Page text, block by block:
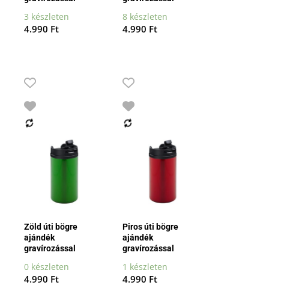
3 készleten
4.990 Ft
8 készleten
4.990 Ft
Zöld úti bögre
ajándék
gravírozással
0 készleten
4.990 Ft
Piros úti bögre
ajándék
gravírozással
1 készleten
4.990 Ft